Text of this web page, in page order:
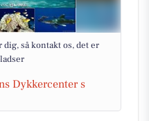
så kontakt os, det er
Dykkercenter s